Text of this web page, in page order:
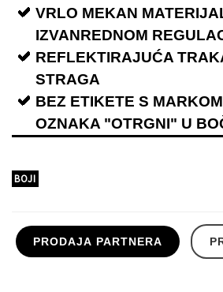
VRLO MEKAN
IZVANREDNOM
REFLEKTIRAJUĆA
STRAGA
BEZ ETIKETE S
OZNAKA "OTRGNI" U
BOJI
PRODAJA PARTNERA